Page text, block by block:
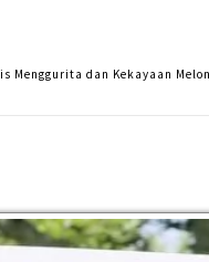
Menggurita dan Kekayaan